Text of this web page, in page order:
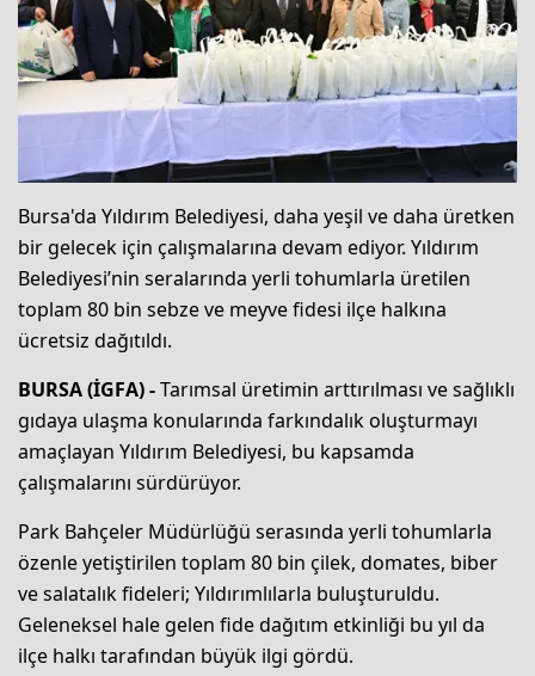
Bursa'da Yıldırım Belediyesi, daha yeşil ve daha üretken
bir gelecek için çalışmalarına devam ediyor. Yıldırım
Belediyesi’nin seralarında yerli tohumlarla üretilen
toplam 80 bin sebze ve meyve fidesi ilçe halkına
ücretsiz dağıtıldı.
BURSA (İGFA) -Tarımsal üretimin arttırılması ve sağlıklı
gıdaya ulaşma konularında farkındalık oluşturmayı
amaçlayan Yıldırım Belediyesi, bu kapsamda
çalışmalarını sürdürüyor.
Park Bahçeler Müdürlüğü serasında yerli tohumlarla
özenle yetiştirilen toplam 80 bin çilek, domates, biber
ve salatalık fideleri; Yıldırımlılarla buluşturuldu.
Geleneksel hale gelen fide dağıtım etkinliği bu yıl da
ilçe halkı tarafından büyük ilgi gördü.